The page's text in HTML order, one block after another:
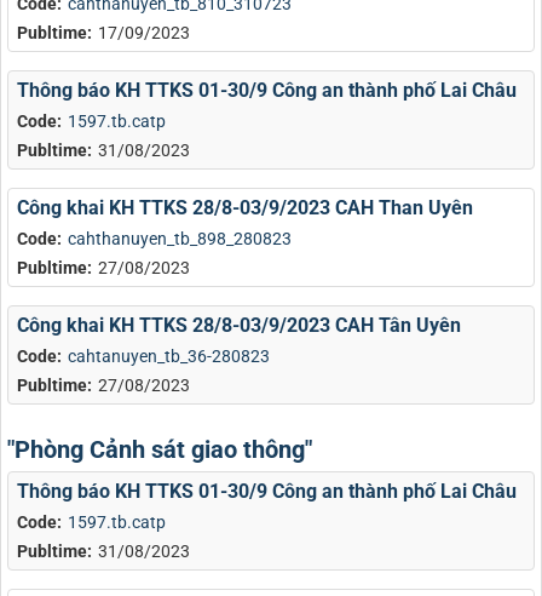
Publtime: 17/09/2023
Code: 1597.tb.catp
Publtime: 31/08/2023
Thông báo KH TTKS 01-30/9 Công an thành phố Lai Châu
Code: cahthanuyen_tb_898_280823
Publtime: 27/08/2023
Công khai KH TTKS 28/8-03/9/2023 CAH Than Uyên
Code: cahtanuyen_tb_36-280823
Publtime: 27/08/2023
Công khai KH TTKS 28/8-03/9/2023 CAH Tân Uyên
"Phòng Cảnh sát giao thông"
Code: 1597.tb.catp
Publtime: 31/08/2023
Thông báo KH TTKS 01-30/9 Công an thành phố Lai Châu